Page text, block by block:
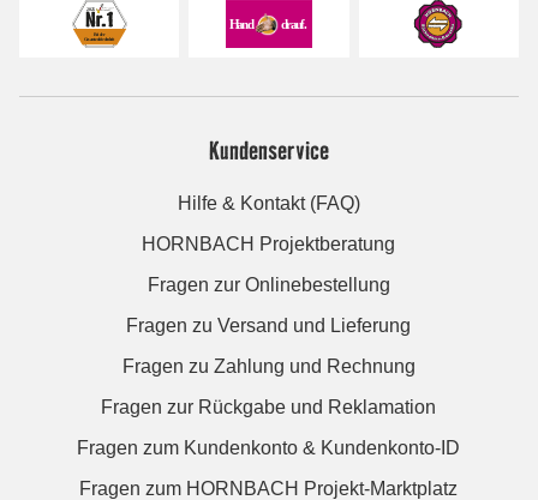
Kundenservice
Hilfe & Kontakt (FAQ)
HORNBACH Projektberatung
Fragen zur Onlinebestellung
Fragen zu Versand und Lieferung
Fragen zu Zahlung und Rechnung
Fragen zur Rückgabe und Reklamation
Fragen zum Kundenkonto & Kundenkonto-ID
Fragen zum HORNBACH Projekt-Marktplatz